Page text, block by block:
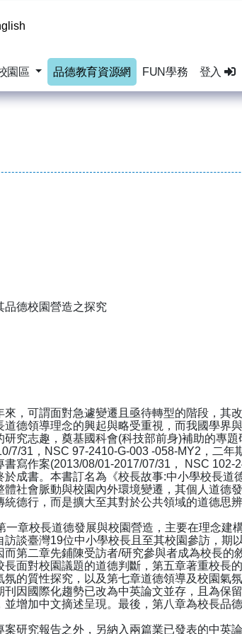
園區 品德教育資源網 FUN學務 登入
品德校園營造之探究
可謂面對急遽變遷且亟待轉型的階段，其
德領導理念的興起與略受重視，而我國學界
究志趣，奠基國科會(科技部前身)補助的專
7/31，NSC 97-2410-G-003 -058-MY2，二
寫作案(2013/08/01-2017/07/31， NSC 102-
成書。本書訂名為《校長故事:中小學校長道
社會脈動與校園內外環境變遷，其個人道德
德行，而是擴大至其對於公共領域的道德思
校長道德發展與校園營造，主要在理念建
談臺灣19位中小學校長且至其校園參訪，期
第二章先鋪陳受訪者/研究參與者成為校長的
面對校園議題的道德判斷，第五章著重校長
的質性探究，以及第七章道德領導及校園氣
因國際化趨勢已改為中英論文並存，且為保
增加中文摘述呈現。最後，第八章為校長品
究報告之外，另納入兩篇業已發表的中英